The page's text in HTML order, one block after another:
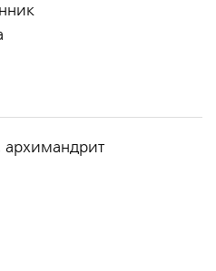
архимандрит